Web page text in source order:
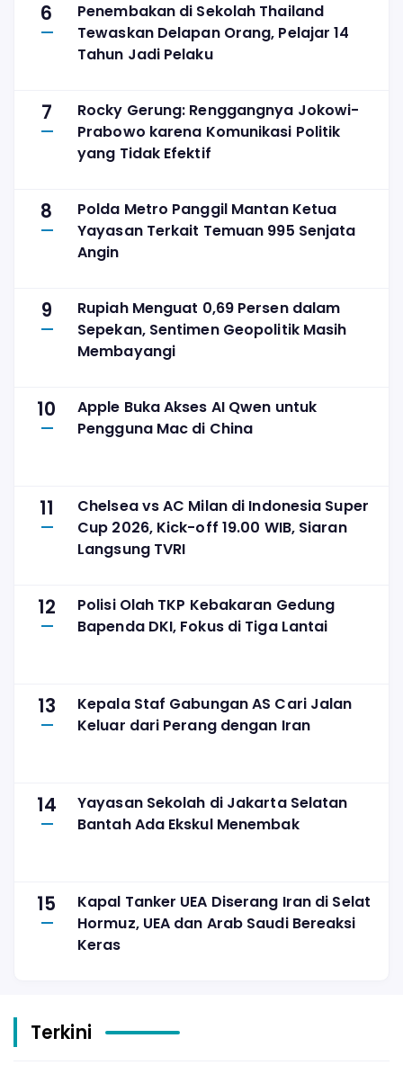
6
Penembakan di Sekolah Thailand
Tewaskan Delapan Orang, Pelajar 14
Tahun Jadi Pelaku
7
Rocky Gerung: Renggangnya Jokowi-
Prabowo karena Komunikasi Politik
yang Tidak Efektif
8
Polda Metro Panggil Mantan Ketua
Yayasan Terkait Temuan 995 Senjata
Angin
9
Rupiah Menguat 0,69 Persen dalam
Sepekan, Sentimen Geopolitik Masih
Membayangi
10
Apple Buka Akses AI Qwen untuk
Pengguna Mac di China
11
Chelsea vs AC Milan di Indonesia Super
Cup 2026, Kick-off 19.00 WIB, Siaran
Langsung TVRI
12
Polisi Olah TKP Kebakaran Gedung
Bapenda DKI, Fokus di Tiga Lantai
13
Kepala Staf Gabungan AS Cari Jalan
Keluar dari Perang dengan Iran
14
Yayasan Sekolah di Jakarta Selatan
Bantah Ada Ekskul Menembak
15
Kapal Tanker UEA Diserang Iran di Selat
Hormuz, UEA dan Arab Saudi Bereaksi
Keras
Terkini